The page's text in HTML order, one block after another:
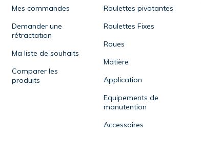
Mes commandes
Demander une
rétractation
Ma liste de souhaits
Comparer les
produits
Roulettes pivotantes
Roulettes Fixes
Roues
Matière
Application
Equipements de
manutention
Accessoires